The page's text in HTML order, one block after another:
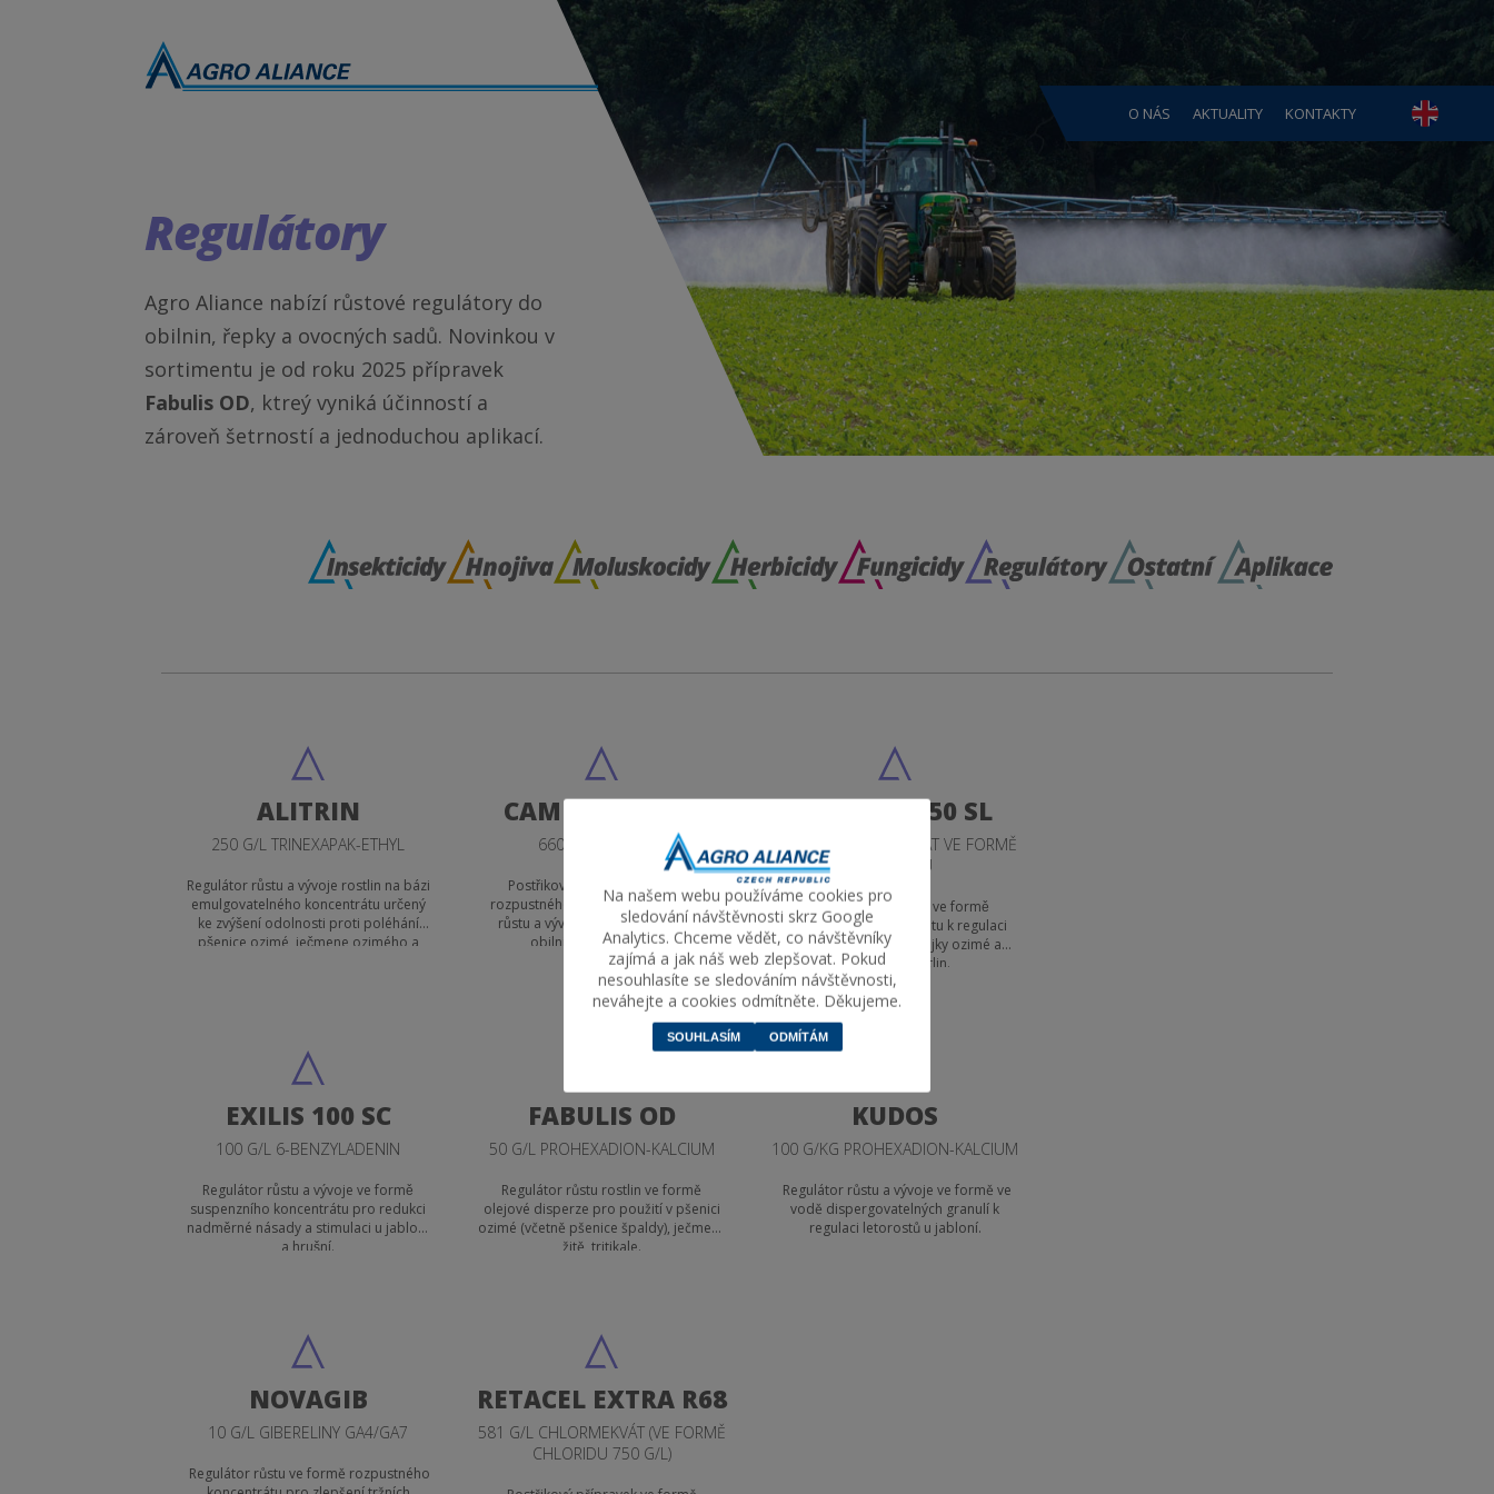
O NÁS AKTUALITY KONTAKTY
Regulátory
Agro Aliance nabízí růstové regulátory do
obilnin, řepky a ovocných sadů. Novinkou v
sortimentu je od roku 2025 přípravek
Fabulis OD, ktreý vyniká účinností a
zároveň šetrností a jednoduchou aplikací.
ALITRIN
250 G/L TRINEXAPAK-ETHYL
Regulátor růstu a vývoje rostlin na bázi
emulgovatelného koncentrátu určený
ke zvýšení odolnosti proti poléhání
pšenice ozimé, ječmene ozimého a
CAMPOSAN 660
660 G/L ETHEFON
Postřikový přípravek ve formě
rozpustného koncentrátu k regulaci
růstu a vývoje - zvýšení odolnosti
obilninvproti poléhání.
CELSTAR 750 SL
750 G/L CHLORMEKVÁT VE FORMĚ
CHLORIDU
Postřikový přípravek ve formě
rozpustného koncentrátu k regulaci
růstu obilnin, řepky olejky ozimé a
okrasných rostlin.
EXILIS 100 SC
100 G/L 6-BENZYLADENIN
Regulátor růstu a vývoje ve formě
suspenzního koncentrátu pro redukci
nadměrné násady a stimulaci u jabloní
a hrušní.
FABULIS OD
50 G/L PROHEXADION-KALCIUM
Regulátor růstu rostlin ve formě
olejové disperze pro použití v pšenici
ozimé (včetně pšenice špaldy), ječmeni,
žitě, tritikale.
KUDOS
100 G/KG PROHEXADION-KALCIUM
Regulátor růstu a vývoje ve formě ve
vodě dispergovatelných granulí k
regulaci letorostů u jabloní.
NOVAGIB
10 G/L GIBERELINY GA4/GA7
Regulátor růstu ve formě rozpustného
RETACEL EXTRA R68
581 G/L CHLORMEKVÁT (VE FORMĚ
CHLORIDU 750 G/L)
Na našem webu používáme cookies pro
sledování návštěvnosti skrz Google
Analytics. Chceme vědět, co návštěvníky
zajímá a jak náš web zlepšovat. Pokud
nesouhlasíte se sledováním návštěvnosti,
neváhejte a cookies odmítněte. Děkujeme.
SOUHLASÍM ODMÍTÁM